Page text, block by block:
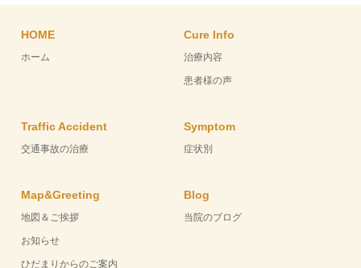
HOME
ホーム
Cure Info
治療内容
患者様の声
Traffic Accident
交通事故の治療
Symptom
症状別
Map&Greeting
地図＆ご挨拶
お知らせ
ひだまりからのご案内
Blog
当院のブログ